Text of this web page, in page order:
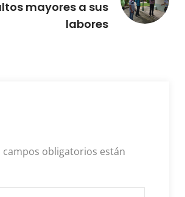
mayores a sus
labores
campos obligatorios están